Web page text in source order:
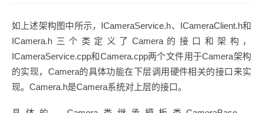
如上述架构图中所示，ICameraService.h、ICameraClient.h和
ICamera.h三个类定义了Camera的接口和架构，
ICameraService.cpp和Camera.cpp两个文件用于Camera架构
的实现，Camera的具体功能在下层调用硬件相关的接口来实
现。Camera.h是Camera系统对上层的接口。